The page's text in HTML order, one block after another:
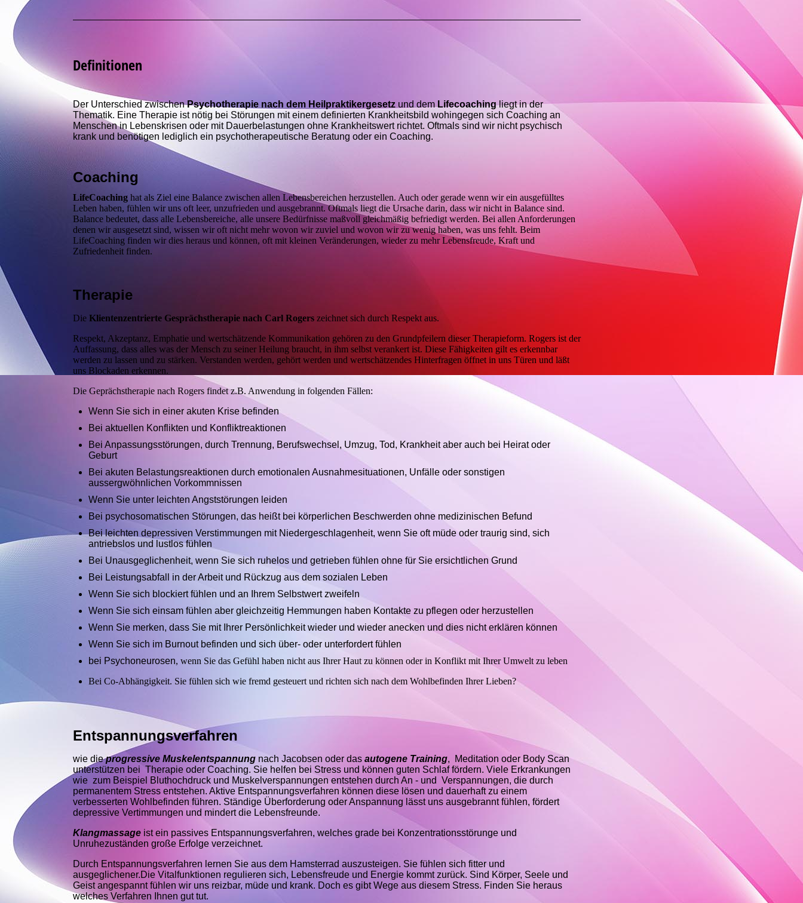
Definitionen
Der Unterschied zwischenPsychotherapie nach dem Heilpraktikergesetz und dem Lifecoachingliegt in der
Thematik. Eine Therapie ist nötig bei Störungen mit einem definierten Krankheitsbild wohingegen sich Coaching an
Menschen in Lebenskrisen oder mit Dauerbelastungen ohne Krankheitswert richtet. Oftmals sind wir nicht psychisch
krank und benötigen lediglich ein psychotherapeutische Beratung oder ein Coaching.
Coaching
LifeCoaching hat als Ziel eine Balance zwischen allen Lebensbereichen herzustellen. Auch oder gerade wenn wir ein ausgefülltes
Leben haben, fühlen wir uns oft leer, unzufrieden und ausgebrannt. Oftmals liegt die Ursache darin, dass wir nicht in Balance sind.
Balance bedeutet, dass alle Lebensbereiche, alle unsere Bedürfnisse maßvoll gleichmäßig befriedigt werden. Bei allen Anforderungen
denen wir ausgesetzt sind, wissen wir oft nicht mehr wovon wir zuviel und wovon wir zu wenig haben, was uns fehlt. Beim
LifeCoaching finden wir dies heraus und können, oft mit kleinen Veränderungen, wieder zu mehr Lebensfreude, Kraft und
Zufriedenheit finden.
Therapie
Die Klientenzentrierte Gesprächstherapie nach Carl Rogers zeichnet sich durch Respekt aus.
Respekt, Akzeptanz, Emphatie und wertschätzende Kommunikation gehören zu den Grundpfeilern dieser Therapieform. Rogers ist der
Auffassung, dass alles was der Mensch zu seiner Heilung braucht, in ihm selbst verankert ist. Diese Fähigkeiten gilt es erkennbar
werden zu lassen und zu stärken. Verstanden werden, gehört werden und wertschätzendes Hinterfragen öffnet in uns Türen und läßt
uns Blockaden erkennen.
Die Geprächstherapie nach Rogers findet z.B. Anwendung in folgenden Fällen:
Wenn Sie sich in einer akuten Krise befinden
Bei aktuellen Konflikten und Konfliktreaktionen
Bei Anpassungsstörungen, durch Trennung, Berufswechsel, Umzug, Tod, Krankheit aber auch bei Heirat oder
Geburt
Bei akuten Belastungsreaktionen durch emotionalen Ausnahmesituationen, Unfälle oder sonstigen
aussergwöhnlichen Vorkommnissen
Wenn Sie unter leichten Angststörungen leiden
Bei psychosomatischen Störungen, das heißt bei körperlichen Beschwerden ohne medizinischen Befund
Bei leichten depressiven Verstimmungen mit Niedergeschlagenheit, wenn Sie oft müde oder traurig sind, sich
antriebslos und lustlos fühlen
Bei Unausgeglichenheit, wenn Sie sich ruhelos und getrieben fühlen ohne für Sie ersichtlichen Grund
Bei Leistungsabfall in der Arbeit und Rückzug aus dem sozialen Leben
Wenn Sie sich blockiert fühlen und an Ihrem Selbstwert zweifeln
Wenn Sie sich einsam fühlen aber gleichzeitig Hemmungen haben Kontakte zu pflegen oder herzustellen
Wenn Sie merken, dass Sie mit Ihrer Persönlichkeit wieder und wieder anecken und dies nicht erklären können
Wenn Sie sich im Burnout befinden und sich über- oder unterfordert fühlen
bei Psychoneurosen, wenn Sie das Gefühl haben nicht aus Ihrer Haut zu können oder in Konflikt mit Ihrer Umwelt zu leben
Bei Co-Abhängigkeit. Sie fühlen sich wie fremd gesteuert und richten sich nach dem Wohlbefinden Ihrer Lieben?
Entspannungsverfahren
wie dieprogressive Muskelentspannung nach Jacobsen oder das autogene Training, Meditation oder Body Scan
unterstützen bei Therapie oder Coaching. Sie helfen bei Stress und können guten Schlaf fördern. Viele Erkrankungen
wie zum Beispiel Bluthochdruck und Muskelverspannungen entstehen durch An - und Verspannungen, die durch
permanentem Stress entstehen. Aktive Entspannungsverfahren können diese lösen und dauerhaft zu einem
verbesserten Wohlbefinden führen. Ständige Überforderung oder Anspannung lässt uns ausgebrannt fühlen, fördert
depressive Vertimmungen und mindert die Lebensfreunde.
Klangmassage ist ein passives Entspannungsverfahren, welches grade bei Konzentrationsstörunge und
Unruhezuständen große Erfolge verzeichnet.
Durch Entspannungsverfahren lernen Sie aus dem Hamsterrad auszusteigen. Sie fühlen sich fitter und
ausgeglichener.Die Vitalfunktionen regulieren sich, Lebensfreude und Energie kommt zurück. Sind Körper, Seele und
Geist angespannt fühlen wir uns reizbar, müde und krank. Doch es gibt Wege aus diesem Stress. Finden Sie heraus
welches Verfahren Ihnen gut tut.